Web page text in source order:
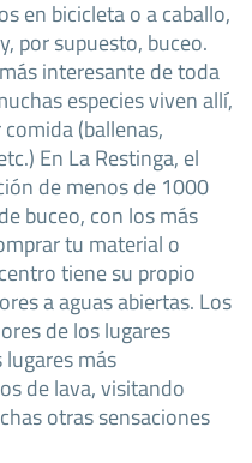
en bicicleta o a caballo,
por supuesto, buceo.
interesante de toda
especies viven allí,
(ballenas,
En La Restinga, el
de menos de 1000
buceo, con los más
tu material o
tiene su propio
a aguas abiertas. Los
de los lugares
más
de lava, visitando
otras sensaciones